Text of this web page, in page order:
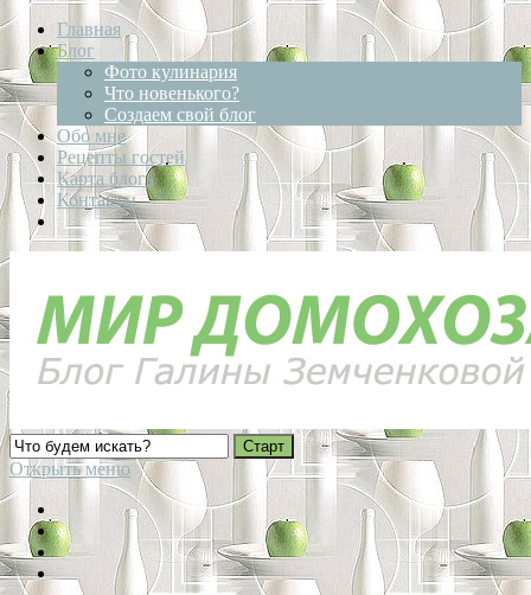
Главная
Блог
Фото кулинария
Что новенького?
Создаем свой блог
Обо мне
Рецепты гостей
Карта блога
Контакты
Открыть меню